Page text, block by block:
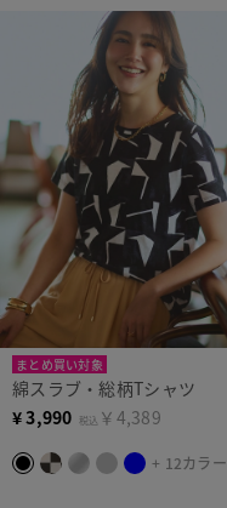
まとめ買い対象
綿スラブ・総柄Tシャツ
¥3,990 税込 ￥4,389
+ 12カラー